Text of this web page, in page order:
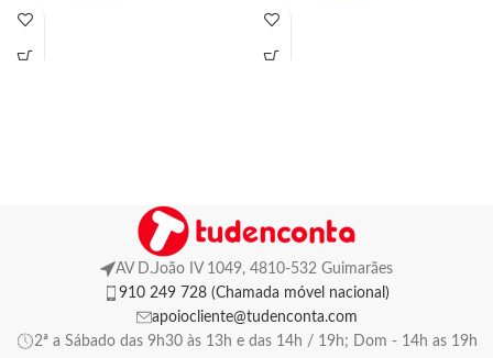
AV D.João IV 1049, 4810-532 Guimarães
910 249 728 (Chamada móvel nacional)
apoiocliente@tudenconta.com
2ª a Sábado das 9h30 às 13h e das 14h / 19h; Dom - 14h as 19h